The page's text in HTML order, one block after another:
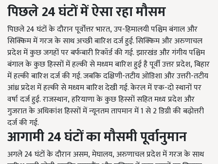
पिछले24घंटों में ऐसा रहा मौसम
पिछले24घंटों के दौरान पूर्वोत्तर भारत,उप-हिमालयी पश्चिम बंगाल और
सिक्किम में गरज के साथ अच्छी बारिश दर्ज हुई. सिक्किम और अरुणाचल
प्रदेश में कुछ जगहों पर बर्फबारी रिकॉर्ड की गई.झारखंड और गंगीय पश्चिम
बंगाल के कुछ हिस्सों में हल्की से मध्यम बारिश हुई हैपूर्वी उत्तर प्रदेश,बिहार
में हल्की बारिश दर्ज की गई. जबकि दक्षिणी-तटीय ओडिशा और उत्तरी-तटीय
आंध्र प्रदेश में हल्की से मध्यम बारिश देखी गई. केरल में एक-दो स्थानों पर
वर्षा दर्ज हुई.राजस्थान,हरियाणा के कुछ हिस्सों सहित मध्य प्रदेश और
गुजरात के अधिकांश हिस्सों में न्यूनतम तापमान में1से2डिग्री की बढ़ोत्तरी
दर्ज की गई.
आगामी24घंटों का मौसमी पूर्वानुमान
अगले24घंटों के दौरान असम,मेघालय,अरुणाचल प्रदेश में गरज के साथ